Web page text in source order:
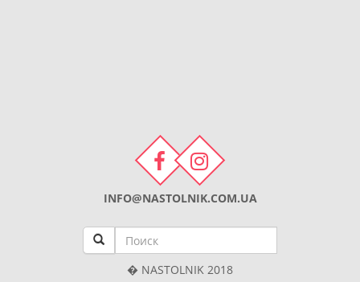
INFO@NASTOLNIK.COM.UA
� NASTOLNIK 2018